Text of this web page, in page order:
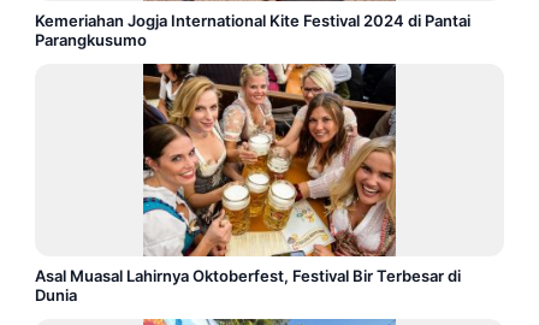
Kemeriahan Jogja International Kite Festival 2024 di Pantai
Parangkusumo
Asal Muasal Lahirnya Oktoberfest, Festival Bir Terbesar di
Dunia